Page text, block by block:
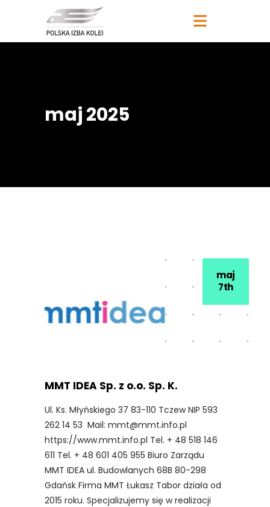
maj 2025
maj
7th
MMT IDEA Sp. z o.o. Sp. K.
Ul. Ks. Młyńskiego 37 83-110 Tczew NIP 593
262 14 53 Mail: mmt@mmt.info.pl
https://www.mmt.info.pl Tel. + 48 518 146
611 Tel. + 48 601 405 955 Biuro Zarządu
MMT IDEA ul. Budowlanych 68B 80-298
Gdańsk Firma MMT Łukasz Tabor działa od
2015 roku. Specjalizujemy się w realizacji